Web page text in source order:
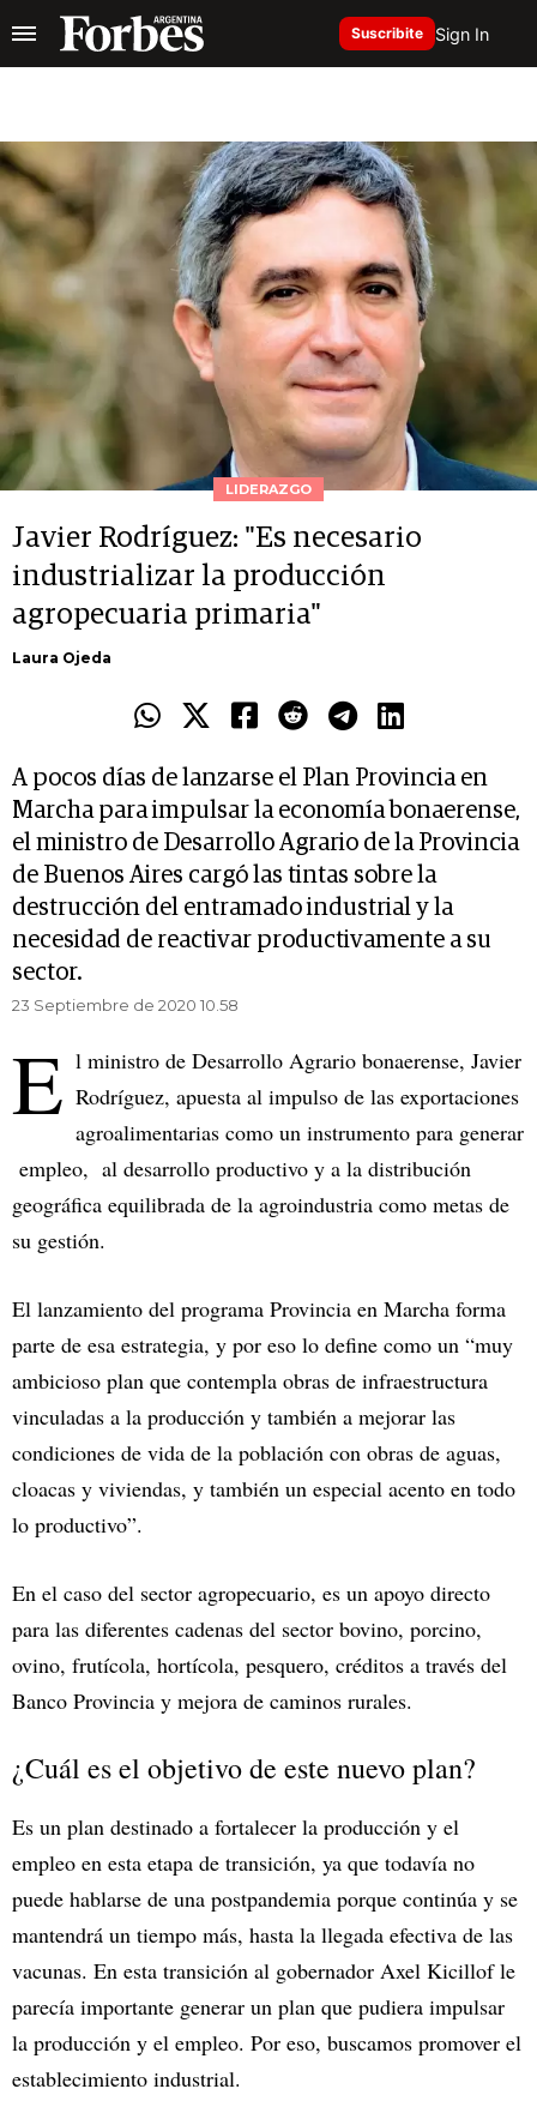
Suscribite Sign In
LIDERAZGO
Javier Rodríguez: "Es necesario
industrializar la producción
agropecuaria primaria"
Laura Ojeda
A pocos días de lanzarse el Plan Provincia en
Marcha para impulsar la economía bonaerense,
el ministro de Desarrollo Agrario de la Provincia
de Buenos Aires cargó las tintas sobre la
destrucción del entramado industrial y la
necesidad de reactivar productivamente a su
sector.
23 Septiembre de 2020 10.58
E l ministro de Desarrollo Agrario bonaerense, Javier
Rodríguez, apuesta al impulso de las exportaciones
agroalimentarias como un instrumento para generar
empleo, al desarrollo productivo y a la distribución
geográfica equilibrada de la agroindustria como metas de
su gestión.
El lanzamiento del programa Provincia en Marcha forma
parte de esa estrategia, y por eso lo define como un “muy
ambicioso plan que contempla obras de infraestructura
vinculadas a la producción y también a mejorar las
condiciones de vida de la población con obras de aguas,
cloacas y viviendas, y también un especial acento en todo
lo productivo”.
En el caso del sector agropecuario, es un apoyo directo
para las diferentes cadenas del sector bovino, porcino,
ovino, frutícola, hortícola, pesquero, créditos a través del
Banco Provincia y mejora de caminos rurales.
¿Cuál es el objetivo de este nuevo plan?
Es un plan destinado a fortalecer la producción y el
empleo en esta etapa de transición, ya que todavía no
puede hablarse de una postpandemia porque continúa y se
mantendrá un tiempo más, hasta la llegada efectiva de las
vacunas. En esta transición al gobernador Axel Kicillof le
parecía importante generar un plan que pudiera impulsar
la producción y el empleo. Por eso, buscamos promover el
establecimiento industrial.